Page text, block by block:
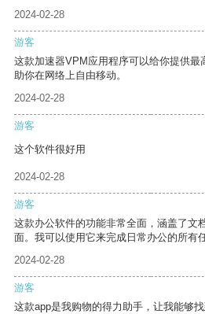
2024-02-28
游客
这款加速器VPM应用程序可以给你提供最
助你在网络上自由移动。
2024-02-28
游客
这个软件很好用
2024-02-28
游客
这款办公软件的功能非常全面，涵盖了文
面。我可以使用它来完成日常办公的所有
2024-02-28
游客
这款app是我购物的得力助手，让我能够